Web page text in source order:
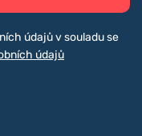
údajů v souladu se
údajů